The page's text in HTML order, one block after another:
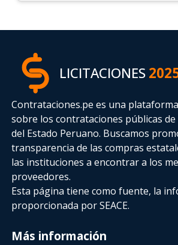
LICITACIONES
Contrataciones.pe es una
sobre los contrataciones públicas de
del Estado Peruano. Buscamos
transparencia de las compras
las instituciones a encontrar a los
proveedores.
Esta página tiene como fuente, la
proporcionada por SEACE.
Más información